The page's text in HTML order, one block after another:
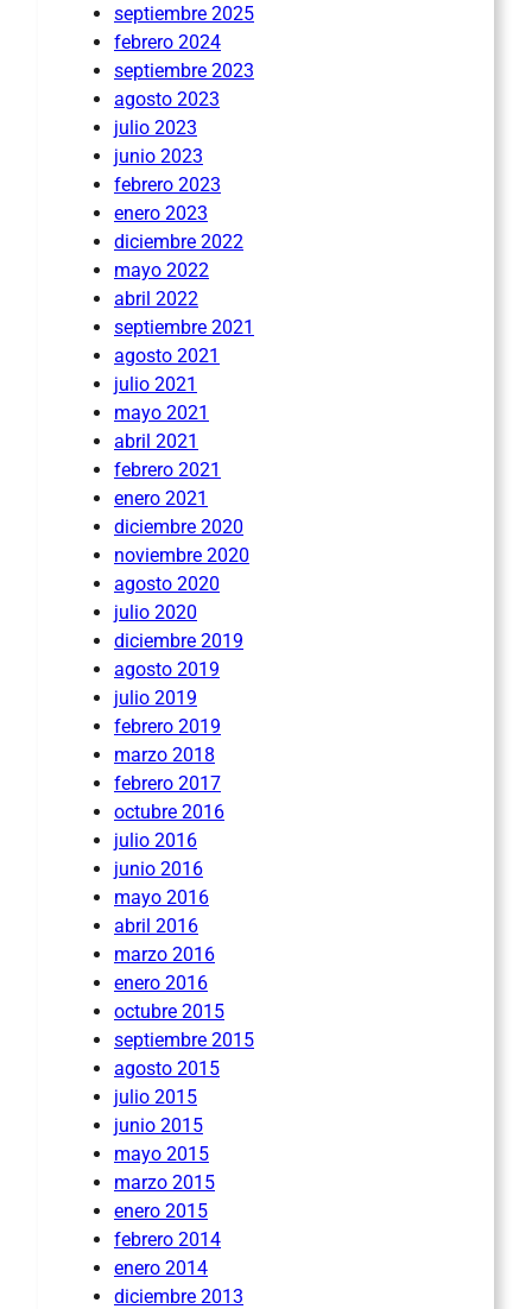
septiembre 2025
febrero 2024
septiembre 2023
agosto 2023
julio 2023
junio 2023
febrero 2023
enero 2023
diciembre 2022
mayo 2022
abril 2022
septiembre 2021
agosto 2021
julio 2021
mayo 2021
abril 2021
febrero 2021
enero 2021
diciembre 2020
noviembre 2020
agosto 2020
julio 2020
diciembre 2019
agosto 2019
julio 2019
febrero 2019
marzo 2018
febrero 2017
octubre 2016
julio 2016
junio 2016
mayo 2016
abril 2016
marzo 2016
enero 2016
octubre 2015
septiembre 2015
agosto 2015
julio 2015
junio 2015
mayo 2015
marzo 2015
enero 2015
febrero 2014
enero 2014
diciembre 2013